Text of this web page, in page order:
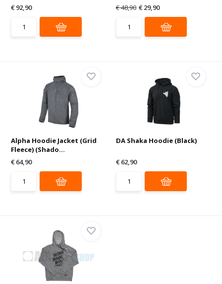
€ 92,90
€ 48,90 € 29,90
Alpha Hoodie Jacket (Grid
Fleece) (Shado...
€ 64,90
DA Shaka Hoodie (Black)
€ 62,90